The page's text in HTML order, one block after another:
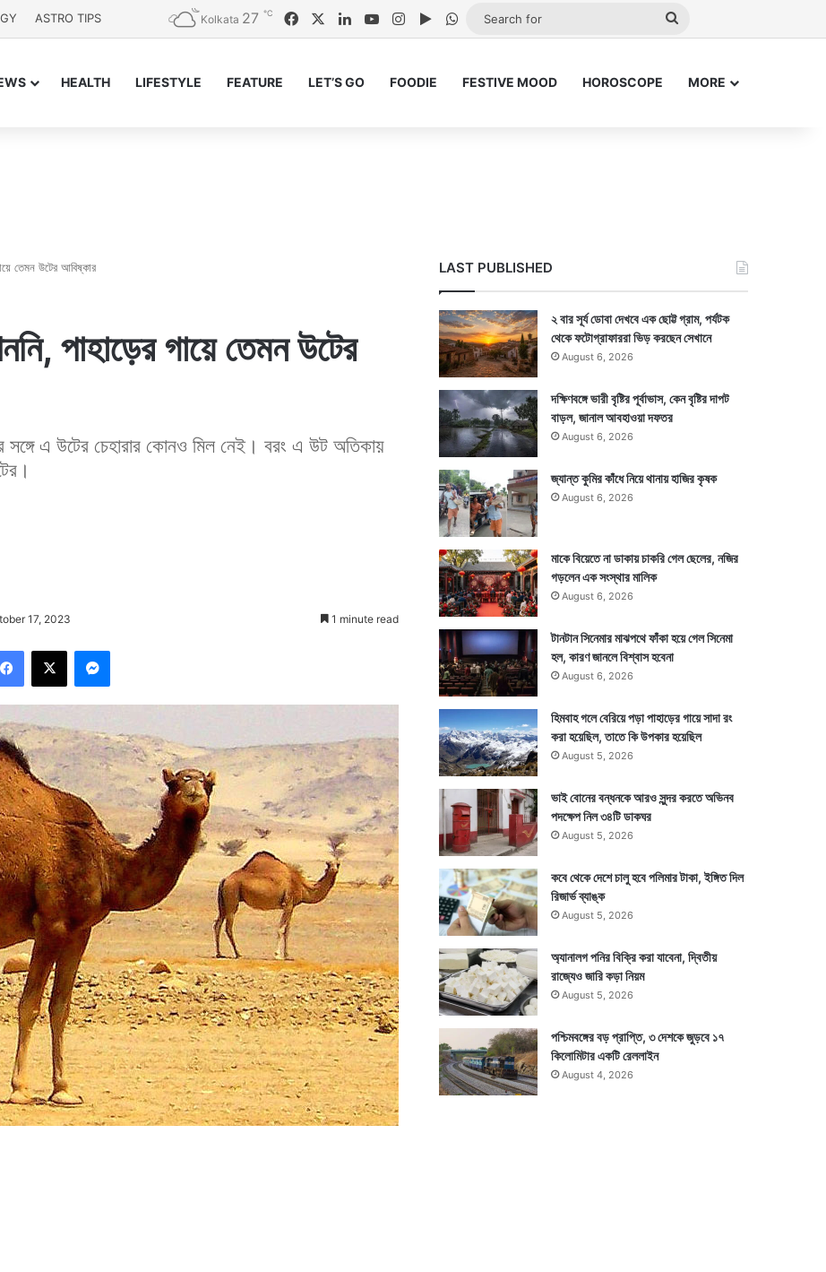
ASTRO TIPS Kolkata 27 ℃ FacebookLinkedInYouTubeInstagram
Google Play
WhatsApp
HEALTH LIFESTYLE FEATURE LET’S GO FOODIE FESTIVE MOOD HOROSCOPE MORE
তেমন উটের আবিষ্কার
পাহাড়ের গায়ে তেমন উটের
সঙ্গে এ উটের চেহারার কোনও মিল নেই। বরং এ উট অতিকায়
17, 2023 1 minute read
LAST PUBLISHED
২ বার সূর্য ডোবা দেখবে এক ছোট্ট গ্রাম, পর্যটক
থেকে ফটোগ্রাফাররা ভিড় করছেন সেখানে
August 6, 2026
দক্ষিণবঙ্গে ভারী বৃষ্টির পূর্বাভাস, কেন বৃষ্টির দাপট
বাড়ল, জানাল আবহাওয়া দফতর
August 6, 2026
জ্যান্ত কুমির কাঁধে নিয়ে থানায় হাজির কৃষক
August 6, 2026
মাকে বিয়েতে না ডাকায় চাকরি গেল ছেলের, নজির
গড়লেন এক সংস্থার মালিক
August 6, 2026
টানটান সিনেমার মাঝপথে ফাঁকা হয়ে গেল সিনেমা
হল, কারণ জানলে বিশ্বাস হবেনা
August 6, 2026
হিমবাহ গলে বেরিয়ে পড়া পাহাড়ের গায়ে সাদা রং
করা হয়েছিল, তাতে কি উপকার হয়েছিল
August 5, 2026
ভাই বোনের বন্ধনকে আরও সুন্দর করতে অভিনব
পদক্ষেপ নিল ৩৪টি ডাকঘর
August 5, 2026
কবে থেকে দেশে চালু হবে পলিমার টাকা, ইঙ্গিত দিল
রিজার্ভ ব্যাঙ্ক
August 5, 2026
অ্যানালগ পনির বিক্রি করা যাবেনা, দ্বিতীয়
রাজ্যেও জারি কড়া নিয়ম
August 5, 2026
পশ্চিমবঙ্গের বড় প্রাপ্তি, ৩ দেশকে জুড়বে ১৭
কিলোমিটার একটি রেললাইন
August 4, 2026